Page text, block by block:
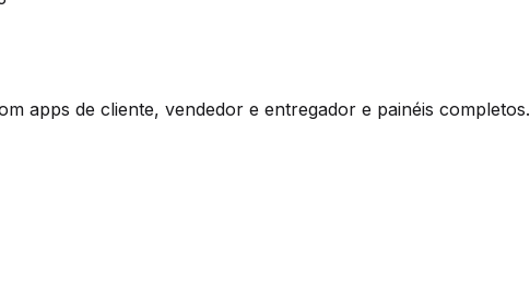
apps de cliente, vendedor e entregador e painéis completos.